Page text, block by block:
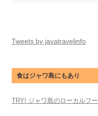
Tweets by javatravelinfo
食はジャワ島にもあり
TRY! ジャワ島のローカルフ